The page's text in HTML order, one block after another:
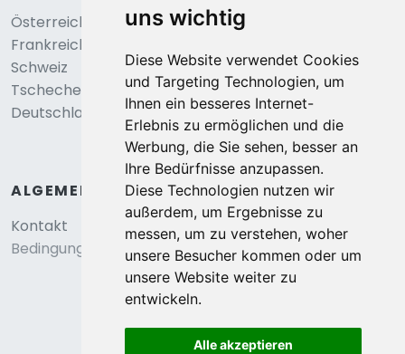
uns wichtig
Diese Website verwendet Cookies
und Targeting Technologien, um
Ihnen ein besseres Internet-
Erlebnis zu ermöglichen und die
Werbung, die Sie sehen, besser an
Ihre Bedürfnisse anzupassen.
Diese Technologien nutzen wir
außerdem, um Ergebnisse zu
messen, um zu verstehen, woher
unsere Besucher kommen oder um
unsere Website weiter zu
entwickeln.
Alle akzeptieren
Österreich
Frankreich
Schweiz
Tschechei
Deutschland
ALGEMEIN
Kontakt
Bedingungen und konditionen